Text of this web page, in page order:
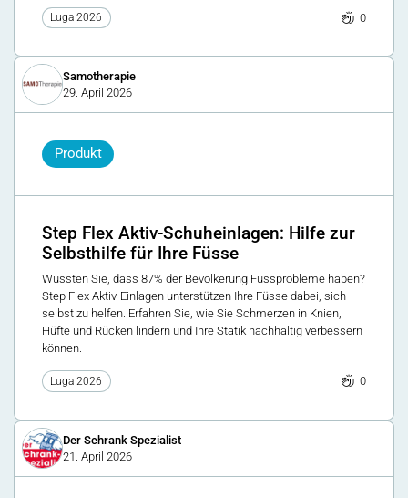
Luga 2026 0
Samotherapie
29. April 2026
Produkt
Step Flex Aktiv-Schuheinlagen: Hilfe zur
Selbsthilfe für Ihre Füsse
Wussten Sie, dass 87% der Bevölkerung Fussprobleme haben?
Step Flex Aktiv-Einlagen unterstützen Ihre Füsse dabei, sich
selbst zu helfen. Erfahren Sie, wie Sie Schmerzen in Knien,
Hüfte und Rücken lindern und Ihre Statik nachhaltig verbessern
können.
Luga 2026 0
Der Schrank Spezialist
21. April 2026